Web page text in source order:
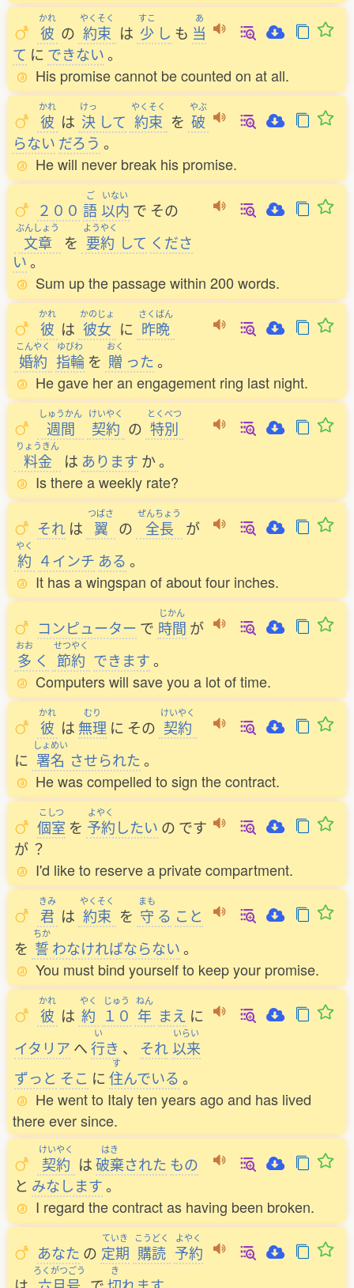
かれ
彼 の
やくそく
約束 は
すこ
少 し も
あ
当
て に できない。
His promise cannot be counted on at all.
かれ
彼 は
けっ
決 して
やくそく
約束 を
やぶ
破
らない だろう 。
He will never break his promise.
２００
ご
語
いない
以内 で その
ぶんしょう
文章 を
ようやく
要約 して くださ
い。
Sum up the passage within 200 words.
かれ
彼 は
かのじょ
彼女 に
さくばん
昨晩
こんやく
婚約
ゆびわ
指輪 を
おく
贈 った。
He gave her an engagement ring last night.
しゅうかん
週間
けいやく
契約 の
とくべつ
特別
りょうきん
料金 は あります か。
Is there a weekly rate?
それ は
つばさ
翼 の
ぜんちょう
全長 が
やく
約 ４インチ ある 。
It has a wingspan of about four inches.
コンピューター で
じかん
時間 が
おお
多 く
せつやく
節約 できます。
Computers will save you a lot of time.
かれ
彼 は
むり
無理 に その
けいやく
契約
に
しょめい
署名 させられた。
He was compelled to sign the contract.
こしつ
個室 を
よやく
予約したい の です
が ？
I'd like to reserve a private compartment.
きみ
君 は
やくそく
約束 を
まも
守 る こと
を
ちか
誓 わなければならない。
You must bind yourself to keep your promise.
かれ
彼 は
やく
約
じゅう
１０
ねん
年 まえ に
イタリア へ
い
行き 、 それ
いらい
以来
ずっと そこ に
す
住んでいる 。
He went to Italy ten years ago and has lived
there ever since.
けいやく
契約 は
はき
破棄された もの
と みなします。
I regard the contract as having been broken.
あなた の
ていき
定期
こうどく
購読
よやく
予約
ろくがつごう き